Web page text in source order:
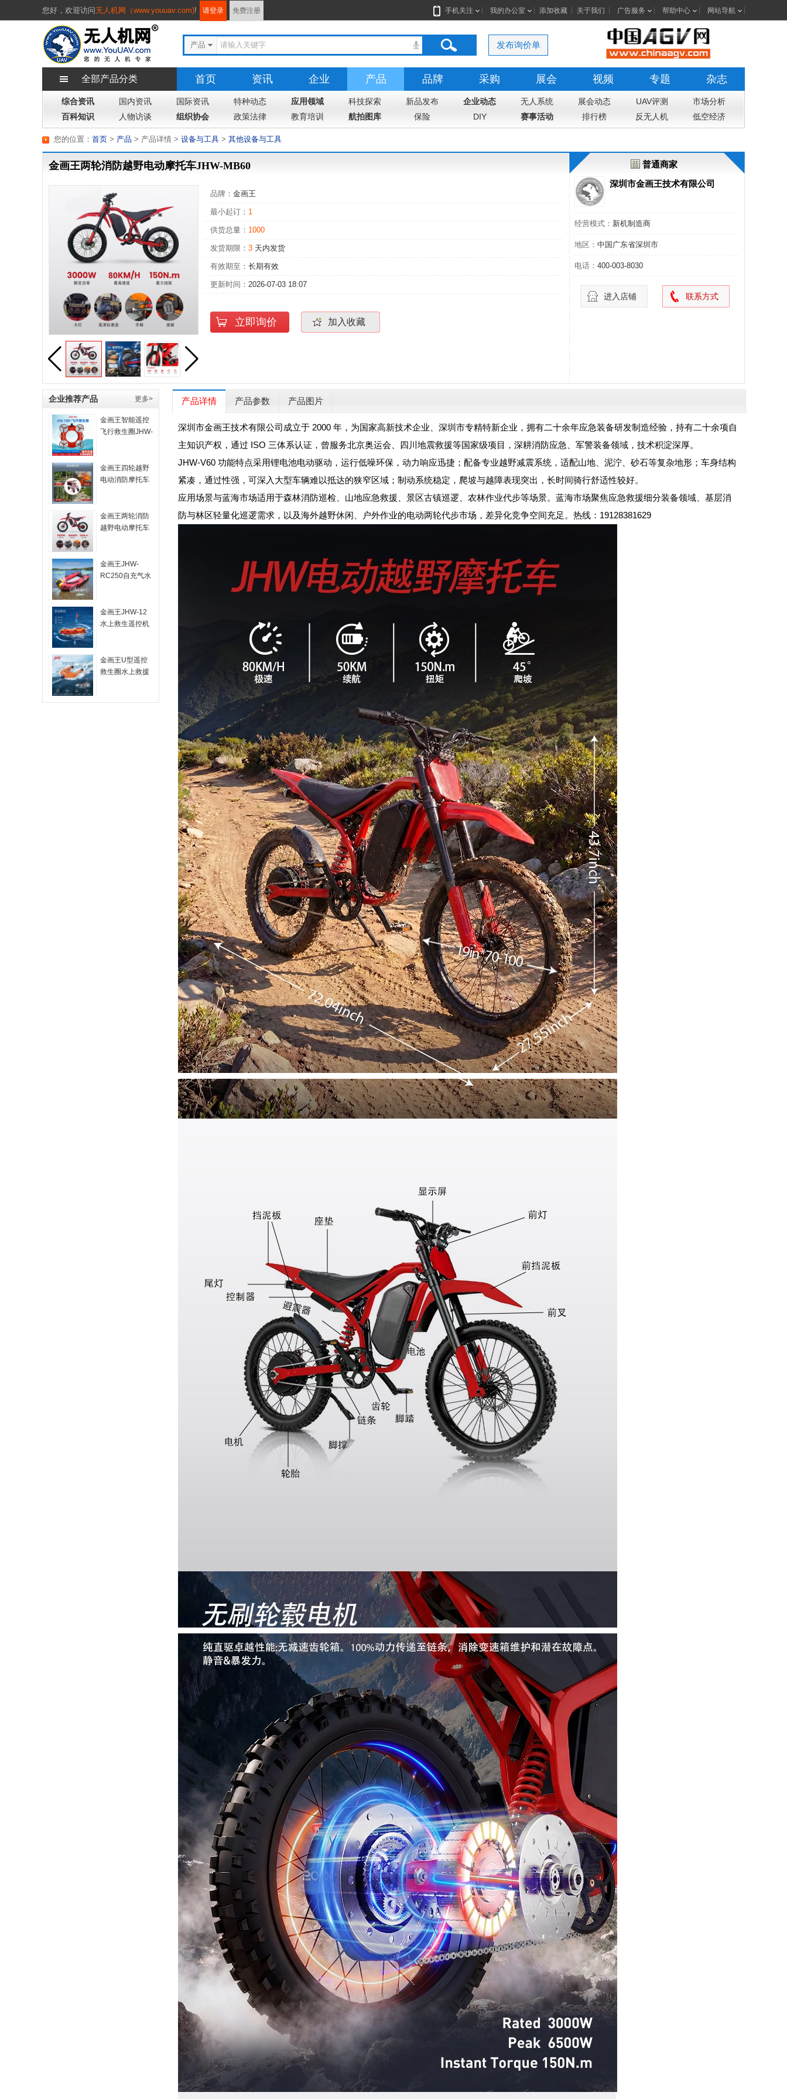
您好， 欢迎访问无人机网（www.youuav.com)! 请登录 免费注册 手机关注 我的办公室 添加收藏 关于我们 广告服务 帮助中心 网站导航
产品 发布询价单
全部产品分类 首页 资讯 企业 产品 品牌 采购 展会 视频 专题 杂志
综合资讯 国内资讯 国际资讯 特种动态 应用领域 科技探索 新品发布 企业动态 无人系统 展会动态 UAV评测
市场分析
百科知识
人物访谈 组织协会 政策法律 教育培训 航拍图库 保险 DIY 赛事活动 排行榜 反无人机 低空经济
您的位置： 首页 > 产品 > 设备与工具 > 其他设备与工具
> 产品详情
金画王两轮消防越野电动摩托车JHW-MB60
品牌： 金画王
最小起订： 1
供货总量： 1000
发货期限： 3 天内发货
有效期至： 长期有效
更新时间： 2026-07-03 18:07
立即询价 加入收藏
普通商家
深圳市金画王技术有限公司
经营模式： 新机制造商
地区： 中国广东省深圳市
电话： 400-003-8030
进入店铺 联系方式
企业推荐产品 更多>
金画王智能遥控
飞行救生圈JHW-
金画王四轮越野
电动消防摩托车
金画王两轮消防
越野电动摩托车
金画王JHW-
RC250自充气水
救援装备
金画王JHW-12
水上救生遥控机
海事搜救应急救
生装备
金画王U型遥控
救生圈水上救援
产品详情 产品参数 产品图片
深圳市金画王技术有限公司成立于 2000 年，为国家高新技术企业、深圳市专精特新企业，拥有二十余年应急装备研发制造经验，持有二十余项自
主知识产权，通过 ISO 三体系认证，曾服务北京奥运会、四川地震救援等国家级项目，深耕消防应急、军警装备领域，技术积淀深厚。
JHW-V60 功能特点采用锂电池电动驱动，运行低噪环保，动力响应迅捷；配备专业越野减震系统，适配山地、泥泞、砂石等复杂地形；车身结构
紧凑，通过性强，可深入大型车辆难以抵达的狭窄区域；制动系统稳定，爬坡与越障表现突出，长时间骑行舒适性较好。
应用场景与蓝海市场适用于森林消防巡检、山地应急救援、景区古镇巡逻、农林作业代步等场景。蓝海市场聚焦应急救援细分装备领域、基层消
防与林区轻量化巡逻需求，以及海外越野休闲、户外作业的电动两轮代步市场，差异化竞争空间充足。热线：19128381629